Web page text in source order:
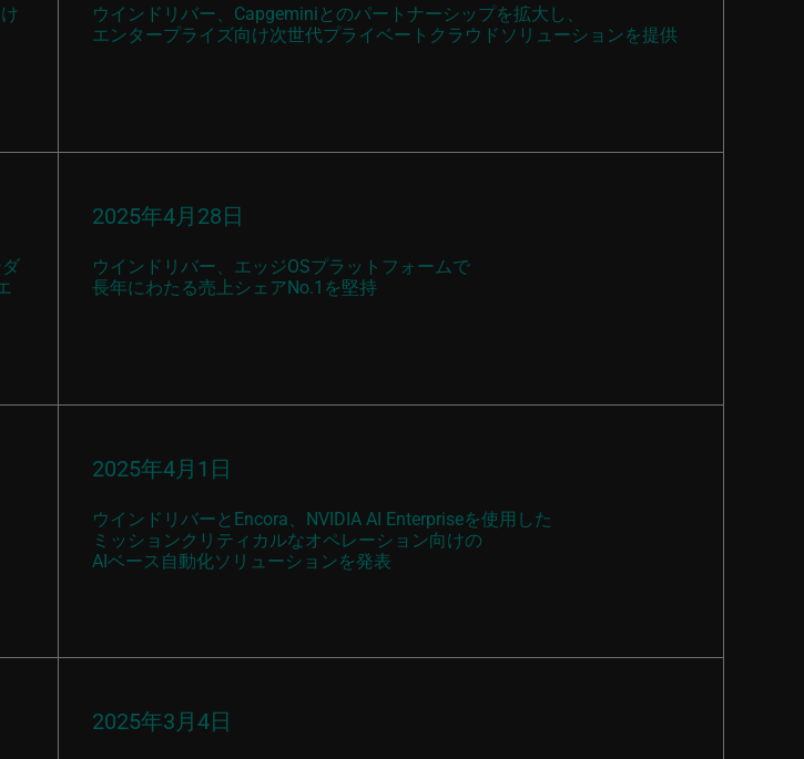
ウインドリバー、Capgeminiとのパートナーシップを拡大し、
エンタープライズ向け次世代プライベートクラウドソリューションを提供
2025年4月28日
ウインドリバー、エッジOSプラットフォームで
長年にわたる売上シェアNo.1を堅持
2025年4月1日
ウインドリバーとEncora、NVIDIA AI Enterpriseを使用した
ミッションクリティカルなオペレーション向けの
AIベース自動化ソリューションを発表
2025年3月4日